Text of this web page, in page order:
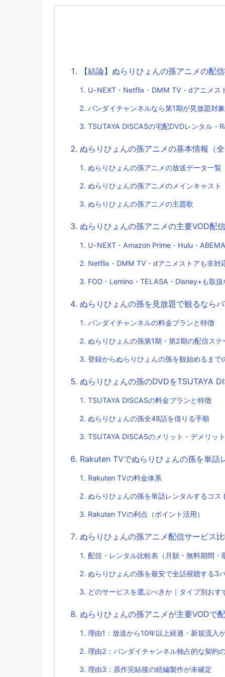
【結論】ぬらりひょんの孫アニメの配
U-NEXT・Netflix・DMM TV・dアニメス
バンダイチャンネルなら第1期が見放題対象
TSUTAYA DISCASの宅配DVDレンタル・
ぬらりひょんの孫アニメの基本情報（
ぬらりひょんの孫アニメの放送データ一覧
ぬらりひょんの孫アニメのメインキャスト
ぬらりひょんの孫アニメの主題歌
ぬらりひょんの孫アニメの主要VOD配
U-NEXT・Amazon Prime・Hulu・
Netflix・DMM TV・dアニメストアも非対
FOD・Lemino・TELASA・Disney+も取扱
ぬらりひょんの孫を見放題で観るなら
バンダイチャンネルの料金プランと特徴
ぬらりひょんの孫第1期・第2期の配信ステ
登録からぬらりひょんの孫を観始めるまで
ぬらりひょんの孫のDVDをTSUTAYA
TSUTAYA DISCASの料金プランと特徴
ぬらりひょんの孫全48話を借りる手順
TSUTAYA DISCASのメリット・デメリット
Rakuten TVでぬらりひょんの孫を単話
Rakuten TVの料金体系
ぬらりひょんの孫を単話レンタルするコス
Rakuten TVの利点（ポイント活用）
ぬらりひょんの孫アニメ配信サービス
配信・レンタル比較表（月額・無料期間・
ぬらりひょんの孫を最安で全話視聴する3
どのサービスを選ぶべきか｜タイプ別おす
ぬらりひょんの孫アニメが主要VODで
理由1：放送から10年以上経過・新規流入
理由2：バンダイチャンネル独占的な契約
理由3：原作完結後の続編製作が未確定